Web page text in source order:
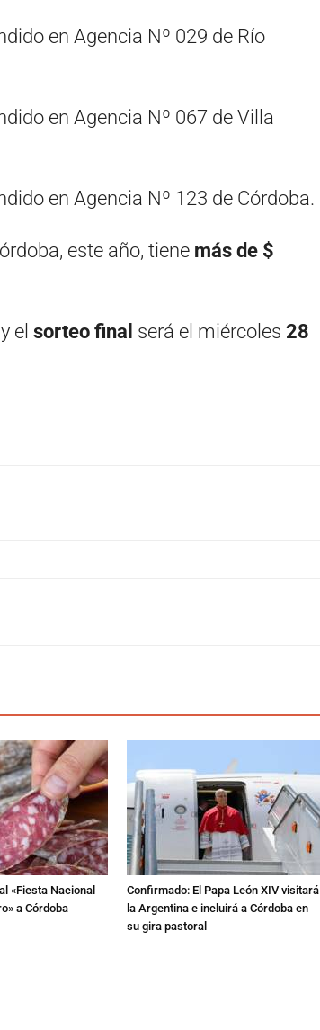
en Agencia Nº 029 de Río
en Agencia Nº 067 de Villa
en Agencia Nº 123 de Córdoba.
este año, tiene más de $
y el sorteo final será el miércoles 28
«Fiesta Nacional
a Córdoba
Confirmado: El Papa León XIV visitará
la Argentina e incluirá a Córdoba en
su gira pastoral